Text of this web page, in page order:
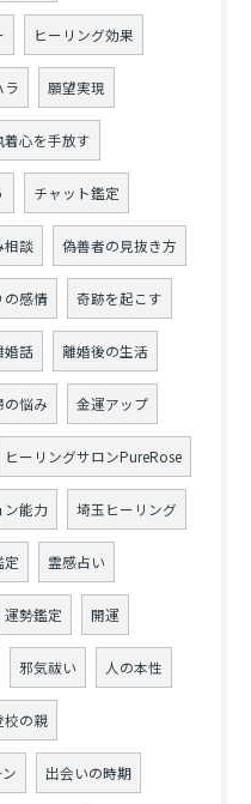
ヒーリング効果
ラ 願望実現
着心を手放す
チャット鑑定
相談 偽善者の見抜き方
の感情 奇跡を起こす
婚話 離婚後の生活
の悩み 金運アップ
ヒーリングサロンPureRose
ン能力 埼玉ヒーリング
定 霊感占い
運勢鑑定 開運
邪気祓い 人の本性
校の親
出会いの時期